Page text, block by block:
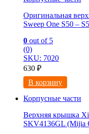
Оригинальная
Sweep One S50 –
0 out of 5
(0)
SKU: 7020
630 ₽
В корзину
Корпусные части
Верхняя крышка
SKV4136GL (Mijia